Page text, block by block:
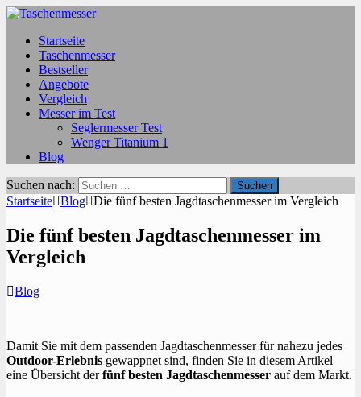
Startseite
Taschenmesser
Bestseller
Angebote
Vergleich
Messer im Test
Seglermesser Test
Wenger Titanium 1
Blog
Suchen nach:
Startseite Blog Die fünf besten Jagdtaschenmesser im Vergleich
Die fünf besten Jagdtaschenmesser im
Vergleich
Blog
Damit Sie mit dem passenden Jagdtaschenmesser für nahezu jedes
Outdoor-Erlebnis gewappnet sind, finden Sie in diesem Artikel
eine Übersicht derfünf besten Jagdtaschenmesser auf dem Markt.